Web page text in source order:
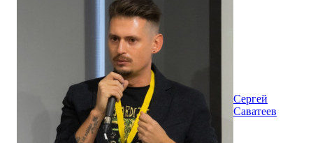
Сергей
Саватеев